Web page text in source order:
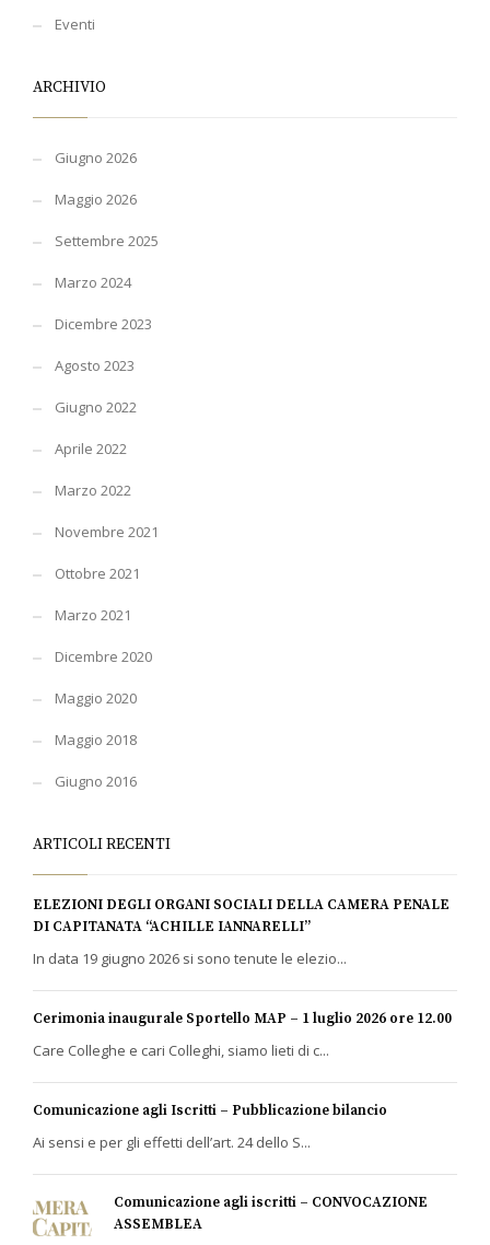
Eventi
ARCHIVIO
Giugno 2026
Maggio 2026
Settembre 2025
Marzo 2024
Dicembre 2023
Agosto 2023
Giugno 2022
Aprile 2022
Marzo 2022
Novembre 2021
Ottobre 2021
Marzo 2021
Dicembre 2020
Maggio 2020
Maggio 2018
Giugno 2016
ARTICOLI RECENTI
ELEZIONI DEGLI ORGANI SOCIALI DELLA CAMERA PENALE
DI CAPITANATA “ACHILLE IANNARELLI”
In data 19 giugno 2026 si sono tenute le elezio...
Cerimonia inaugurale Sportello MAP – 1 luglio 2026 ore 12.00
Care Colleghe e cari Colleghi, siamo lieti di c...
Comunicazione agli Iscritti – Pubblicazione bilancio
Ai sensi e per gli effetti dell’art. 24 dello S...
Comunicazione agli iscritti – CONVOCAZIONE
ASSEMBLEA